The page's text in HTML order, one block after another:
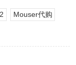
Mouser代购